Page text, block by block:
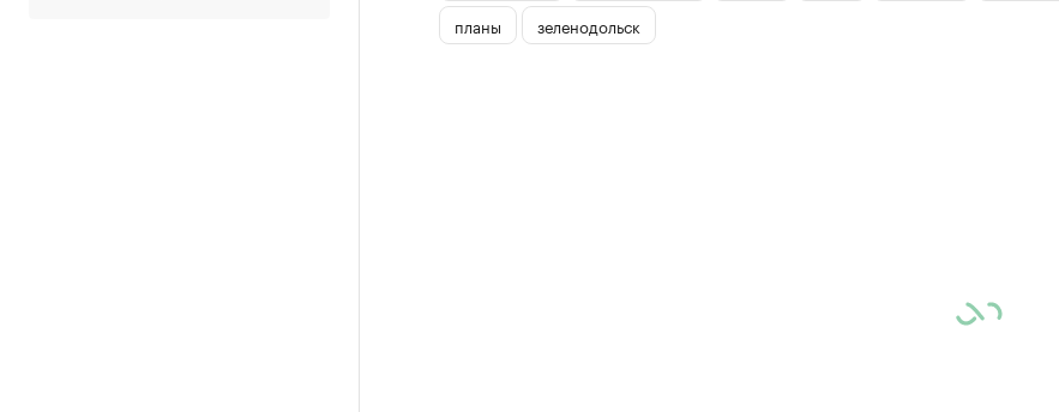
планы
зеленодольск